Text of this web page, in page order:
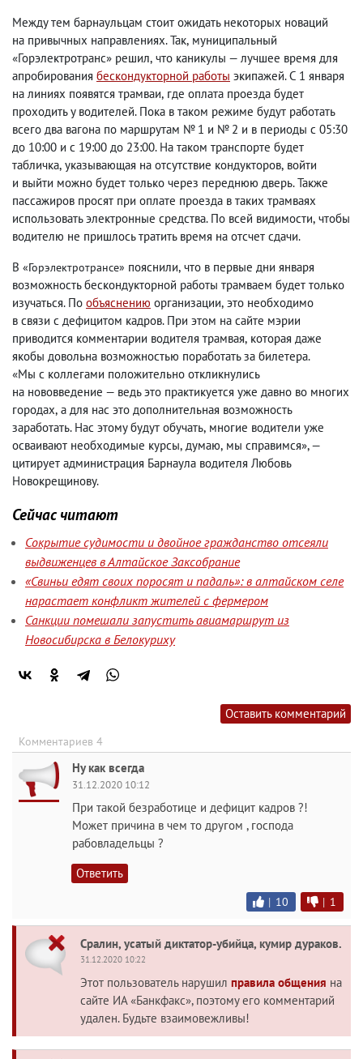
Между тем барнаульцам стоит ожидать некоторых новаций
на привычных направлениях. Так, муниципальный
«Горэлектротранс» решил, что каникулы — лучшее время для
апробирования бескондукторной работы экипажей. С 1 января
на линиях появятся трамваи, где оплата проезда будет
проходить у водителей. Пока в таком режиме будут работать
всего два вагона по маршрутам № 1 и № 2 и в периоды с 05:30
до 10:00 и с 19:00 до 23:00. На таком транспорте будет
табличка, указывающая на отсутствие кондукторов, войти
и выйти можно будет только через переднюю дверь. Также
пассажиров просят при оплате проезда в таких трамваях
использовать электронные средства. По всей видимости, чтобы
водителю не пришлось тратить время на отсчет сдачи.
В «Горэлектротрансе» пояснили, что в первые дни января
возможность бескондукторной работы трамваем будет только
изучаться. По объяснению организации, это необходимо
в связи с дефицитом кадров. При этом на сайте мэрии
приводится комментарии водителя трамвая, которая даже
якобы довольна возможностью поработать за билетера.
«Мы с коллегами положительно откликнулись
на нововведение — ведь это практикуется уже давно во многих
городах, а для нас это дополнительная возможность
заработать. Нас этому будут обучать, многие водители уже
осваивают необходимые курсы, думаю, мы справимся», —
цитирует администрация Барнаула водителя Любовь
Новокрещинову.
Сейчас читают
Сокрытие судимости и двойное гражданство отсеяли
выдвиженцев в Алтайское Заксобрание
«Свиньи едят своих поросят и падаль»: в алтайском селе
нарастает конфликт жителей с фермером
Санкции помешали запустить авиамаршрут из
Новосибирска в Белокуриху
Оставить комментарий
Комментариев 4
Ну как всегда
31.12.2020 10:12
При такой безработице и дефицит кадров ?!
Может причина в чем то другом , господа
рабовладельцы ?
Ответить
| 10 | 1
Сралин, усатый диктатор-убийца, кумир дураков.
31.12.2020 10:22
Этот пользователь нарушил правила общения на
сайте ИА «Банкфакс», поэтому его комментарий
удален. Будьте взаимовежливы!